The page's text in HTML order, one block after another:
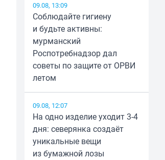
09.08, 13:09
Соблюдайте гигиену
и будьте активны:
мурманский
Роспотребнадзор дал
советы по защите от ОРВИ
летом
09.08, 12:07
На одно изделие уходит 3-4
дня: северянка создаёт
уникальные вещи
из бумажной лозы